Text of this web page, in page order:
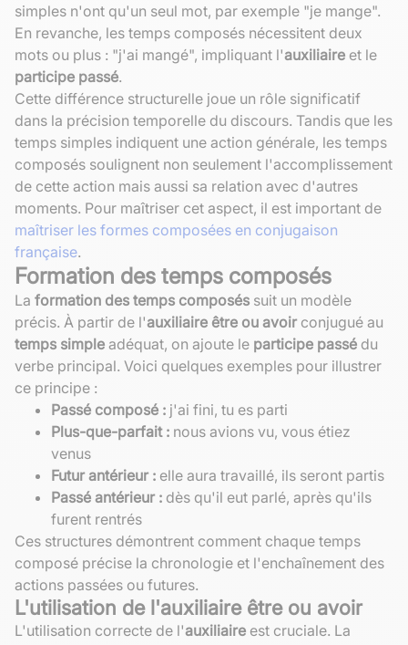
simples n'ont qu'un seul mot, par exemple "je mange".
En revanche, les temps composés nécessitent deux
mots ou plus : "j'ai mangé", impliquant l'auxiliaire et le
participe passé.
Cette différence structurelle joue un rôle significatif
dans la précision temporelle du discours. Tandis que les
temps simples indiquent une action générale, les temps
composés soulignent non seulement l'accomplissement
de cette action mais aussi sa relation avec d'autres
moments. Pour maîtriser cet aspect, il est important de
maîtriser les formes composées en conjugaison
française.
Formation des temps composés
La formation des temps composés suit un modèle
précis. À partir de l'auxiliaire être ou avoirconjugué au
temps simple adéquat, on ajoute le participe passé du
verbe principal. Voici quelques exemples pour illustrer
ce principe :
Passé composé : j'ai fini, tu es parti
Plus-que-parfait : nous avions vu, vous étiez
venus
Futur antérieur : elle aura travaillé, ils seront partis
Passé antérieur : dès qu'il eut parlé, après qu'ils
furent rentrés
Ces structures démontrent comment chaque temps
composé précise la chronologie et l'enchaînement des
actions passées ou futures.
L'utilisation de l'auxiliaire être ou avoir
L'utilisation correcte de l'auxiliaire est cruciale. La